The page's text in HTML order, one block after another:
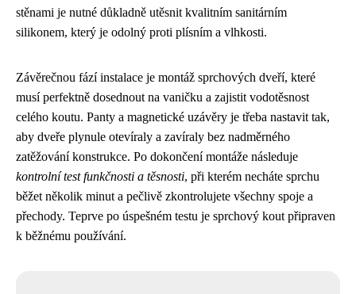
stěnami je nutné důkladně utěsnit kvalitním sanitárním
silikonem, který je odolný proti plísním a vlhkosti.
Závěrečnou fází instalace je montáž sprchových dveří, které
musí perfektně dosednout na vaničku a zajistit vodotěsnost
celého koutu. Panty a magnetické uzávěry je třeba nastavit tak,
aby dveře plynule otevíraly a zavíraly bez nadměrného
zatěžování konstrukce. Po dokončení montáže následuje
kontrolní test funkčnosti a těsnosti, při kterém necháte sprchu
běžet několik minut a pečlivě zkontrolujete všechny spoje a
přechody. Teprve po úspešném testu je sprchový kout připraven
k běžnému používání.